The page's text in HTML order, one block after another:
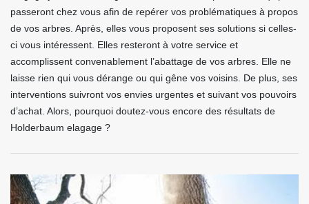
passeront chez vous afin de repérer vos problématiques à propos
de vos arbres. Après, elles vous proposent ses solutions si celles-
ci vous intéressent. Elles resteront à votre service et
accomplissent convenablement l’abattage de vos arbres. Elle ne
laisse rien qui vous dérange ou qui gêne vos voisins. De plus, ses
interventions suivront vos envies urgentes et suivant vos pouvoirs
d’achat. Alors, pourquoi doutez-vous encore des résultats de
Holderbaum elagage ?